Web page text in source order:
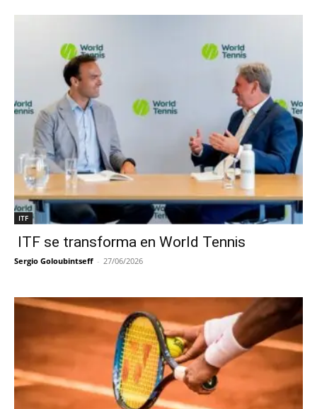
ITF
ITF se transforma en World Tennis
Sergio Goloubintseff - 27/06/2026